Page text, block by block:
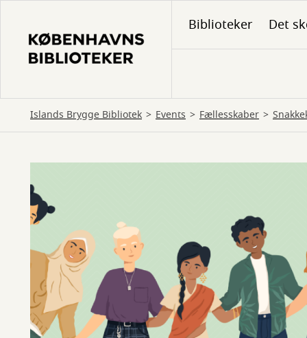
hovedindhold
Biblioteker Det
Islands Brygge Bibliotek Events Fællesskaber